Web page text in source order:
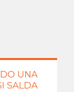
UNA
SALDA